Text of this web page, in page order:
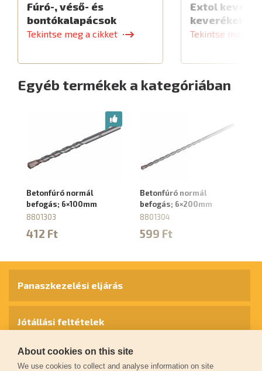
Fúró-, véső- és
bontókalapácsok
Tekintse meg a cikket
Extol
Tekintse meg a
Egyéb termékek a kategóriában
Betonfúró normál
befogás; 6×100mm
8801303
412 Ft
Betonfúró normál
befogás; 6×200mm
8801304
599 Ft
Panaszkezelési eljárás
Jótállási feltételek
Személyes adatok védelme
About cookies on this site
We use cookies to collect and analyse information on site